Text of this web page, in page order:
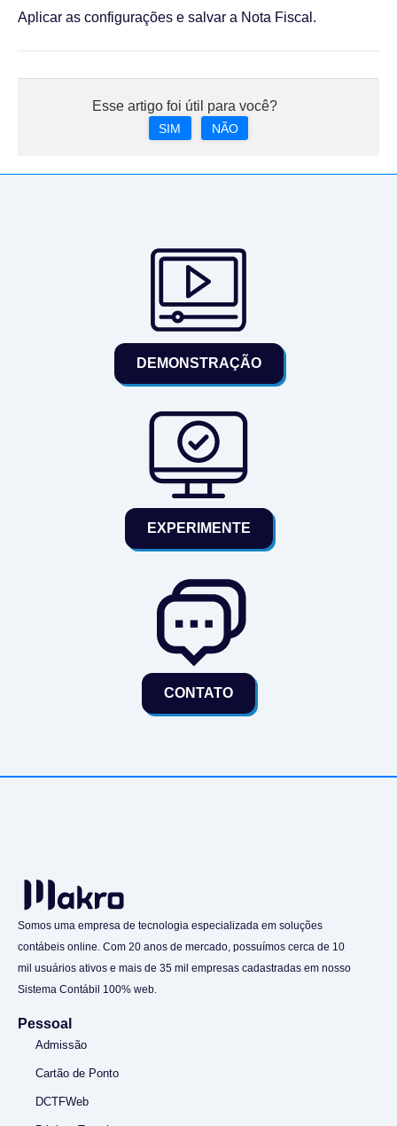
Aplicar as configurações e salvar a Nota Fiscal.
Esse artigo foi útil para você?
SIM NÃO
DEMONSTRAÇÃO
EXPERIMENTE
CONTATO
Somos uma empresa de tecnologia especializada em soluções
contábeis online. Com 20 anos de mercado, possuímos cerca de 10
mil usuários ativos e mais de 35 mil empresas cadastradas em nosso
Sistema Contábil 100% web.
Pessoal
Admissão
Cartão de Ponto
DCTFWeb